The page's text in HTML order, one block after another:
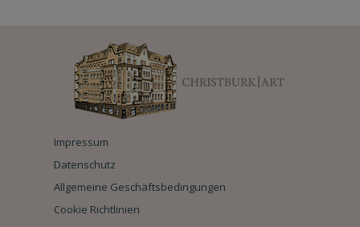
Impressum
Datenschutz
Allgemeine Geschäftsbedingungen
Cookie Richtlinien